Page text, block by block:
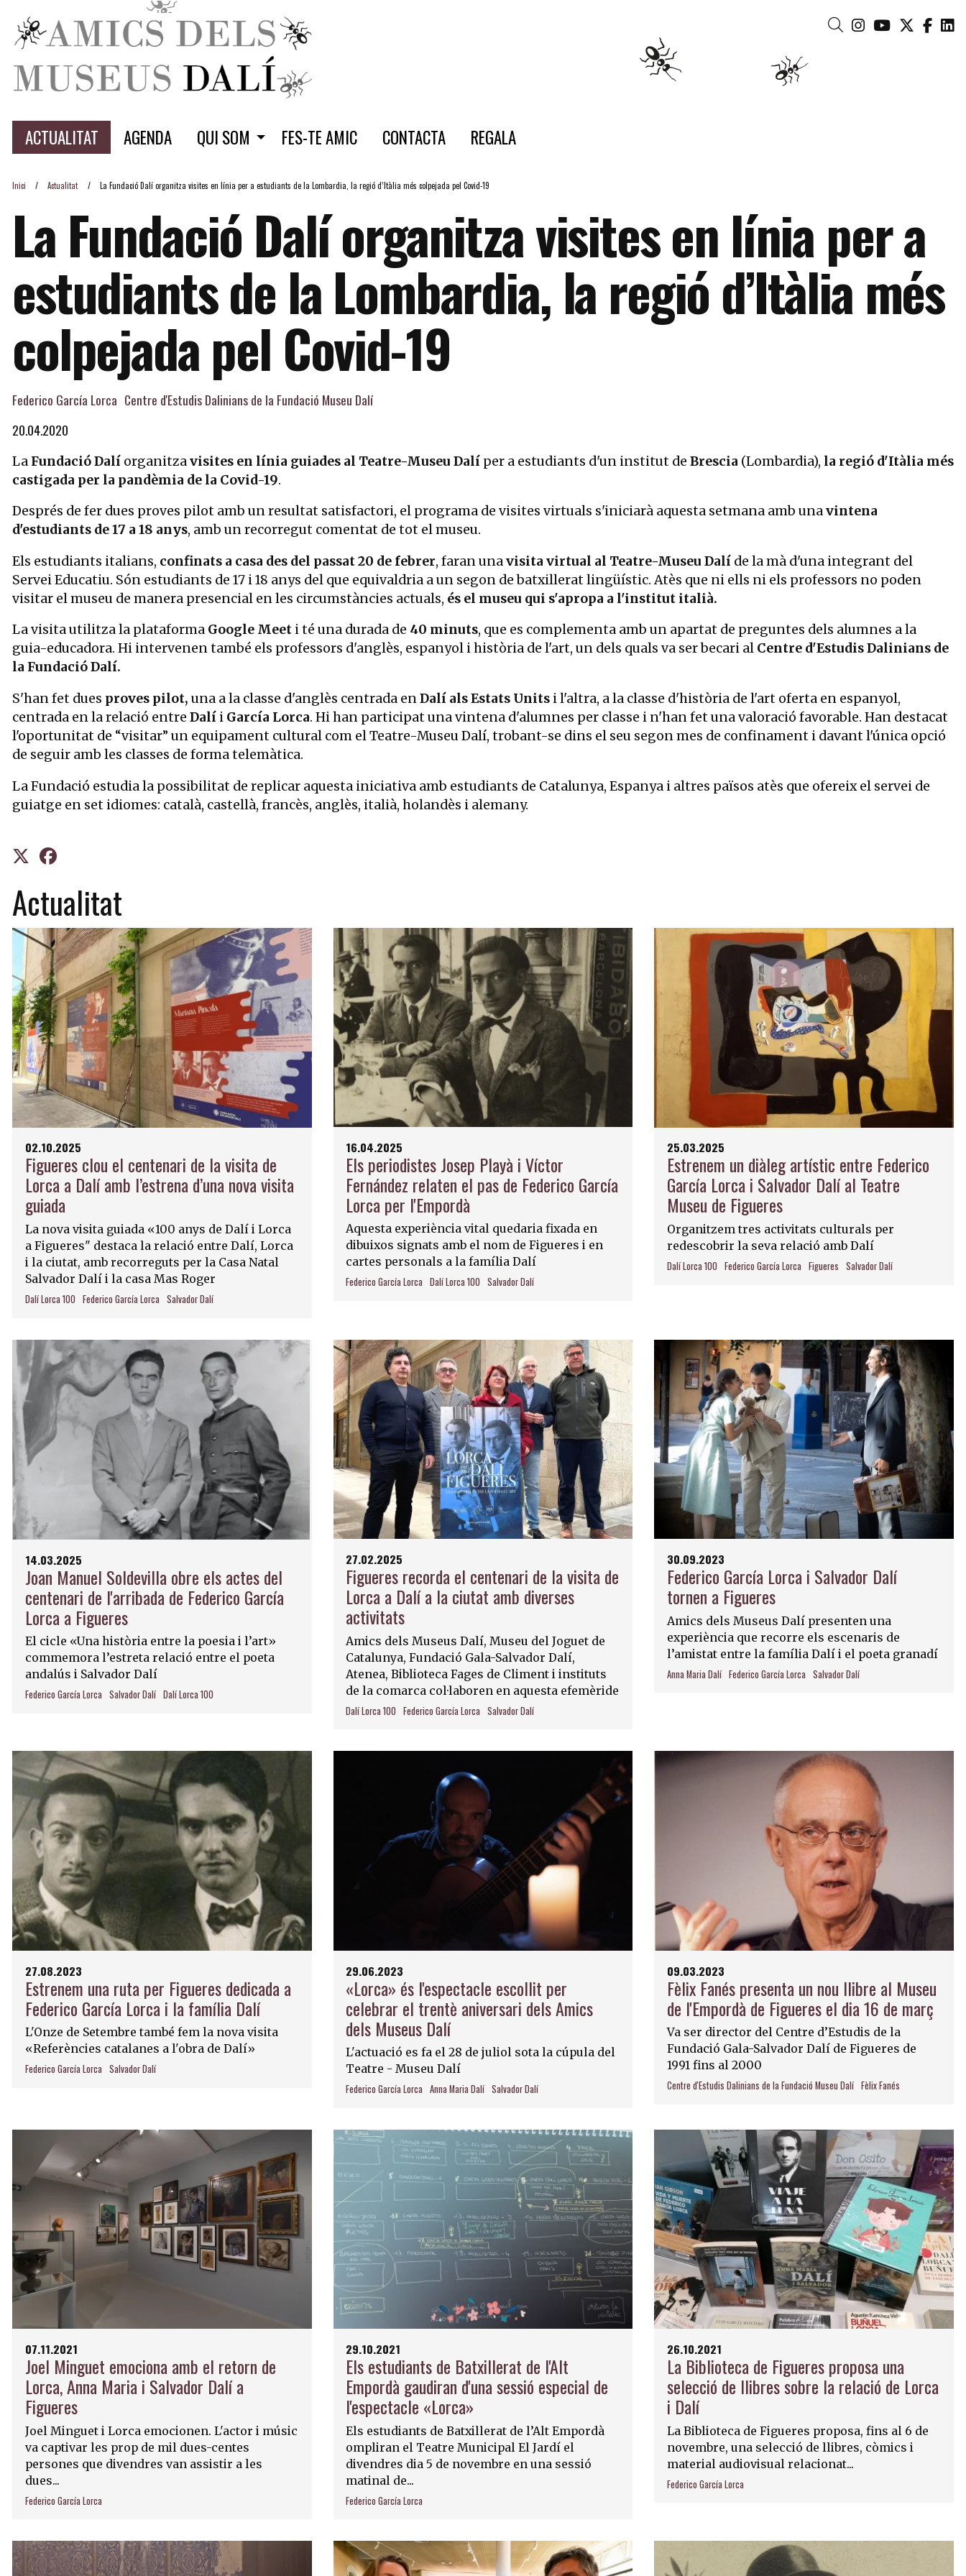
Link a instagram
Link aLink a
Link
ACTUALITAT AGENDA QUI SOM FES-TE AMIC CONTACTA REGALA
Inici Actualitat La Fundació Dalí organitza visites en línia per a estudiants de la Lombardia, la regió d’Itàlia més colpejada pel Covid-19
La Fundació Dalí organitza visites en línia per a
estudiants de la Lombardia, la regió d’Itàlia més
colpejada pel Covid-19
Federico García Lorca Centre d'Estudis Dalinians de la Fundació Museu Dalí
20.04.2020
La Fundació Dalí organitzavisites en línia guiades al Teatre-Museu Dalí per a estudiants d'un institut de Brescia (Lombardia), la regió d'Itàlia més
castigada per la pandèmia de la Covid-19.
Després de fer dues proves pilot amb un resultat satisfactori, el programa de visites virtuals s'iniciarà aquesta setmana amb unavintena
d'estudiants de 17 a 18 anys, amb un recorregut comentat de tot el museu.
Els estudiants italians, confinats a casa des del passat 20 de febrer, faran unavisita virtual al Teatre-Museu Dalí de la mà d'una integrant del
Servei Educatiu. Són estudiants de 17 i 18 anys del que equivaldria a un segon de batxillerat lingüístic. Atès que ni ells ni els professors no poden
visitar el museu de manera presencial en les circumstàncies actuals, és el museu qui s'apropa a l'institut italià.
La visita utilitza la plataforma Google Meet i té una durada de 40 minuts, que es complementa amb un apartat de preguntes dels alumnes a la
guia-educadora. Hi intervenen també els professors d'anglès, espanyol i història de l'art, un dels quals va ser becari al Centre d'Estudis Dalinians de
la Fundació Dalí.
S'han fet dues proves pilot, una a la classe d'anglès centrada enDalí als Estats Units i l'altra, a la classe d'història de l'art oferta en espanyol,
centrada en la relació entre Dalí i García Lorca. Hi han participat una vintena d'alumnes per classe i n'han fet una valoració favorable. Han destacat
l'oportunitat de “visitar” un equipament cultural com el Teatre-Museu Dalí, trobant-se dins el seu segon mes de confinament i davant l'única opció
de seguir amb les classes de forma telemàtica.
La Fundació estudia la possibilitat de replicar aquesta iniciativa amb estudiants de Catalunya, Espanya i altres països atès que ofereix el servei de
guiatge en set idiomes: català, castellà, francès, anglès, italià, holandès i alemany.
Actualitat
02.10.2025
Figueres clou el centenari de la visita de
Lorca a Dalí amb l’estrena d’una nova visita
guiada
La nova visita guiada «100 anys de Dalí i Lorca
a Figueres" destaca la relació entre Dalí, Lorca
i la ciutat, amb recorreguts per la Casa Natal
Salvador Dalí i la casa Mas Roger
Dalí Lorca 100 Federico García Lorca Salvador Dalí
16.04.2025
Els periodistes Josep Playà i Víctor
Fernández relaten el pas de Federico García
Lorca per l'Empordà
Aquesta experiència vital quedaria fixada en
dibuixos signats amb el nom de Figueres i en
cartes personals a la família Dalí
Federico García Lorca Dalí Lorca 100 Salvador Dalí
25.03.2025
Estrenem un diàleg artístic entre Federico
García Lorca i Salvador Dalí al Teatre
Museu de Figueres
Organitzem tres activitats culturals per
redescobrir la seva relació amb Dalí
Dalí Lorca 100 Federico García Lorca Figueres Salvador Dalí
14.03.2025
Joan Manuel Soldevilla obre els actes del
centenari de l'arribada de Federico García
Lorca a Figueres
El cicle «Una història entre la poesia i l’art»
commemora l’estreta relació entre el poeta
andalús i Salvador Dalí
Federico García Lorca Salvador Dalí Dalí Lorca 100
27.02.2025
Figueres recorda el centenari de la visita de
Lorca a Dalí a la ciutat amb diverses
activitats
Amics dels Museus Dalí, Museu del Joguet de
Catalunya, Fundació Gala-Salvador Dalí,
Atenea, Biblioteca Fages de Climent i instituts
de la comarca col·laboren en aquesta efemèride
Dalí Lorca 100 Federico García Lorca Salvador Dalí
30.09.2023
Federico García Lorca i Salvador Dalí
tornen a Figueres
Amics dels Museus Dalí presenten una
experiència que recorre els escenaris de
l’amistat entre la família Dalí i el poeta granadí
Anna Maria Dalí Federico García Lorca Salvador Dalí
27.08.2023
Estrenem una ruta per Figueres dedicada a
Federico García Lorca i la família Dalí
L'Onze de Setembre també fem la nova visita
«Referències catalanes a l'obra de Dalí»
Federico García Lorca Salvador Dalí
29.06.2023
«Lorca» és l'espectacle escollit per
celebrar el trentè aniversari dels Amics
dels Museus Dalí
L'actuació es fa el 28 de juliol sota la cúpula del
Teatre - Museu Dalí
Federico García Lorca Anna Maria Dalí Salvador Dalí
09.03.2023
Fèlix Fanés presenta un nou llibre al Museu
de l'Empordà de Figueres el dia 16 de març
Va ser director del Centre d’Estudis de la
Fundació Gala-Salvador Dalí de Figueres de
1991 fins al 2000
Centre d'Estudis Dalinians de la Fundació Museu Dalí Fèlix Fanés
07.11.2021
Joel Minguet emociona amb el retorn de
Lorca, Anna Maria i Salvador Dalí a
Figueres
Joel Minguet i Lorca emocionen. L'actor i músic
va captivar les prop de mil dues-centes
persones que divendres van assistir a les
dues...
Federico García Lorca
29.10.2021
Els estudiants de Batxillerat de l'Alt
Empordà gaudiran d'una sessió especial de
l'espectacle «Lorca»
Els estudiants de Batxillerat de l’Alt Empordà
ompliran el Teatre Municipal El Jardí el
divendres dia 5 de novembre en una sessió
matinal de...
Federico García Lorca
26.10.2021
La Biblioteca de Figueres proposa una
selecció de llibres sobre la relació de Lorca
i Dalí
La Biblioteca de Figueres proposa, fins al 6 de
novembre, una selecció de llibres, còmics i
material audiovisual relacionat...
Federico García Lorca